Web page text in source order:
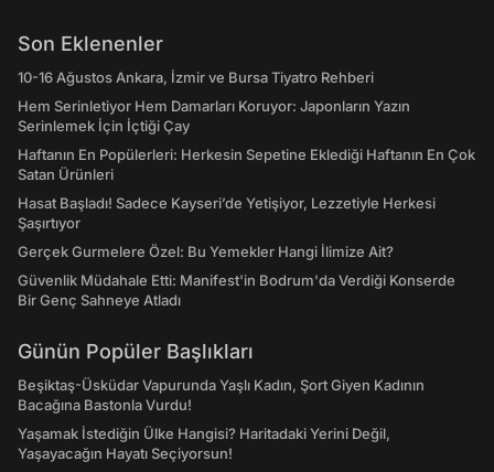
Son Eklenenler
10-16 Ağustos Ankara, İzmir ve Bursa Tiyatro Rehberi
Hem Serinletiyor Hem Damarları Koruyor: Japonların Yazın
Serinlemek İçin İçtiği Çay
Haftanın En Popülerleri: Herkesin Sepetine Eklediği Haftanın En Çok
Satan Ürünleri
Hasat Başladı! Sadece Kayseri’de Yetişiyor, Lezzetiyle Herkesi
Şaşırtıyor
Gerçek Gurmelere Özel: Bu Yemekler Hangi İlimize Ait?
Güvenlik Müdahale Etti: Manifest'in Bodrum'da Verdiği Konserde
Bir Genç Sahneye Atladı
Günün Popüler Başlıkları
Beşiktaş-Üsküdar Vapurunda Yaşlı Kadın, Şort Giyen Kadının
Bacağına Bastonla Vurdu!
Yaşamak İstediğin Ülke Hangisi? Haritadaki Yerini Değil,
Yaşayacağın Hayatı Seçiyorsun!